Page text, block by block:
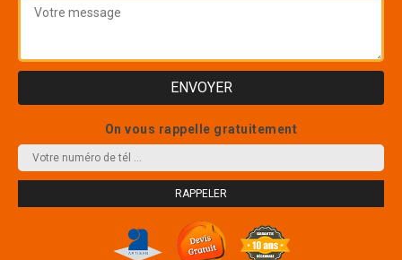
On vous rappelle gratuitement